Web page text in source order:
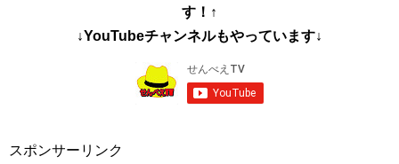
す！↑
↓YouTubeチャンネルもやっています↓
スポンサーリンク